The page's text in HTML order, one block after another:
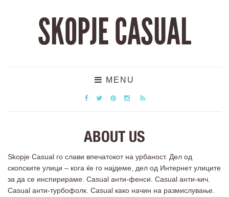
SKOPJE CASUAL
MENU
ABOUT US
Skopje Casual го слави впечатокот на урбаност. Дел од
скопските улици – кога ќе го најдеме, дел од Интернет улиците
за да се инспирираме. Casual анти-фенси. Casual анти-кич.
Casual анти-турбофолк. Casual како начин на размислување.